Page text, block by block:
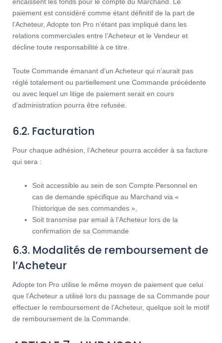
paiement est considéré comme étant définitif de la part de
l’Acheteur, Adopte ton Pro n’étant pas impliqué dans les
relations commerciales entre l’Acheteur et le Vendeur et
décline toute responsabilité à ce titre.
Toute Commande émanant d’un Acheteur qui n’aurait pas
réglé totalement ou partiellement une Commande précédente
ou avec lequel un litige de paiement serait en cours
d’administration pourra être refusée.
6.2. Facturation
Pour chaque adhésion, l’Acheteur pourra accéder à sa facture
qui sera :
Soit accessible au sein de son Compte Personnel en
cas de demande spécifique au Marchand via «
l’historique de ses commandes »,
Soit transmise par email à l’Acheteur lors de la
confirmation de sa Commande
6.3. Modalités de remboursement de
l’Acheteur
Adopte ton Pro utilise le même moyen de paiement que celui
que l’Acheteur a utilisé lors du passage de sa Commande pour
effectuer le remboursement de l’Acheteur, quelque soit le motif
de remboursement de la Commande.